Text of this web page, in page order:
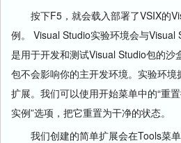
按下F5，就会载入部署了VSIX的
例。 Visual Studio实验环境会与Visual
是用于开发和测试Visual Studio包的沙
包不会影响你的主开发环境。实验环
扩展。我们可以使用开始菜单中的“重
实例”选项，把它重置为干净的状态。
我们创建的简单扩展会在Tools菜单